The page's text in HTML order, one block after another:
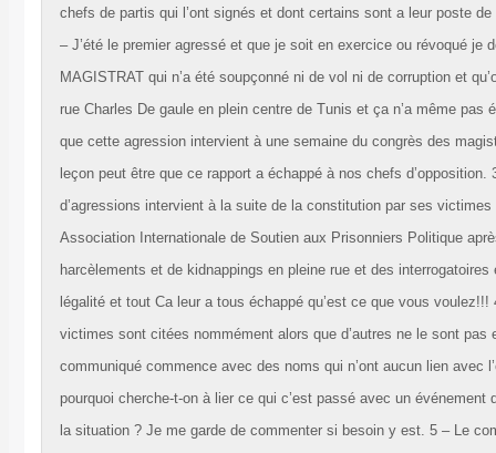
chefs de partis qui l’ont signés et dont certains sont a leur poste
– J’été le premier agressé et que je soit en exercice ou révoqué je
MAGISTRAT qui n’a été soupçonné ni de vol ni de corruption et
rue Charles De gaule en plein centre de Tunis et ça n’a même pas
que cette agression intervient à une semaine du congrès des
leçon peut être que ce rapport a échappé à nos chefs d’opposition.
d’agressions intervient à la suite de la constitution par ses victimes
Association Internationale de Soutien aux Prisonniers Politique
harcèlements et de kidnappings en pleine rue et des interrogatoires
légalité et tout Ca leur a tous échappé qu’est ce que vous voulez!!!
victimes sont citées nommément alors que d’autres ne le sont pas
communiqué commence avec des noms qui n’ont aucun lien avec
pourquoi cherche-t-on à lier ce qui c’est passé avec un événement
la situation ? Je me garde de commenter si besoin y est. 5 – Le